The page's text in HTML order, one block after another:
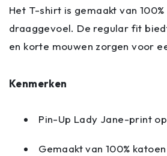
Het T-shirt is gemaakt van
draaggevoel. De regular fit
en korte mouwen zorgen voor
Kenmerken
Pin-Up Lady Jane-print
Gemaakt van 100%